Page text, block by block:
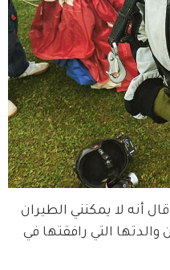
أنه لا يمكنني الطيران
والدتها التي رافقتها في